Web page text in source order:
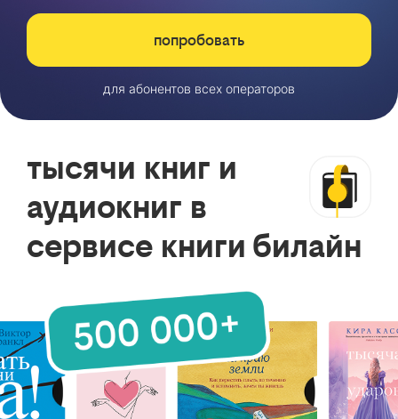
попробовать
для абонентов всех операторов
тысячи книг и
аудиокниг в
сервисе книги билайн